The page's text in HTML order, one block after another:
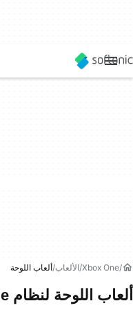
Xbox One الألعاب ألعاب اللوحة
ألعاب اللوحة لنظام Xbox One